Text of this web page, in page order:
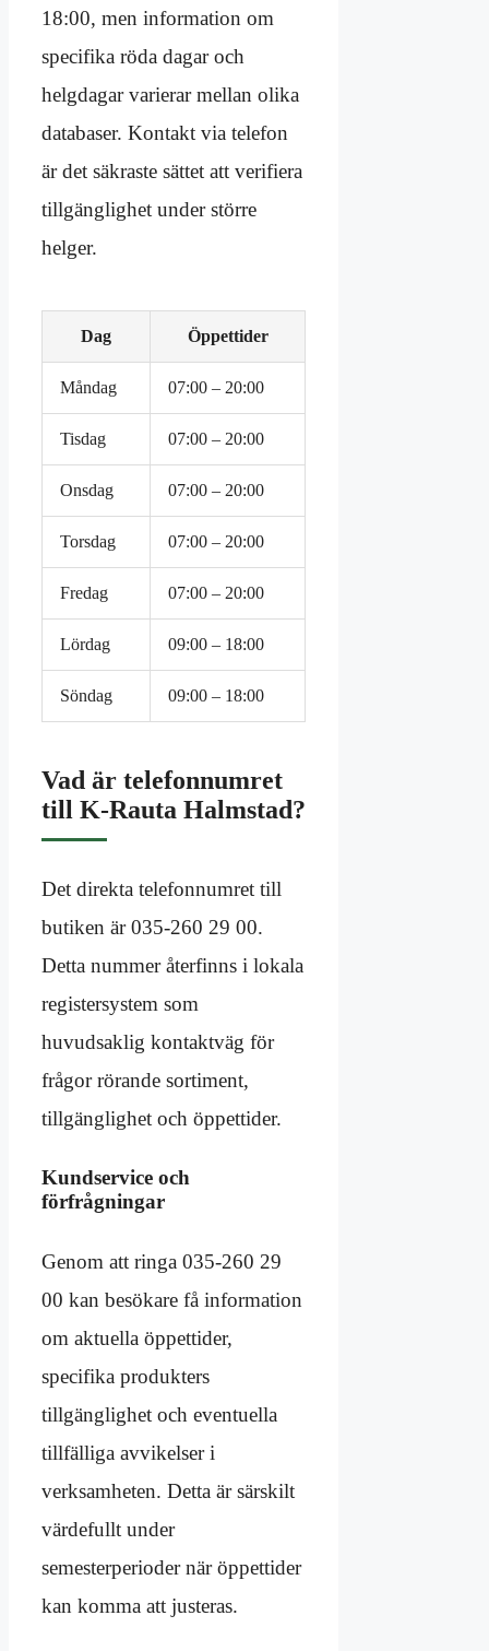
18:00, men information om
specifika röda dagar och
helgdagar varierar mellan olika
databaser. Kontakt via telefon
är det säkraste sättet att verifiera
tillgänglighet under större
helger.
Dag Öppettider
Måndag 07:00 – 20:00
Tisdag 07:00 – 20:00
Onsdag 07:00 – 20:00
Torsdag 07:00 – 20:00
Fredag 07:00 – 20:00
Lördag 09:00 – 18:00
Söndag 09:00 – 18:00
Vad är telefonnumret
till K-Rauta Halmstad?
Det direkta telefonnumret till
butiken är 035-260 29 00.
Detta nummer återfinns i lokala
registersystem som
huvudsaklig kontaktväg för
frågor rörande sortiment,
tillgänglighet och öppettider.
Kundservice och
förfrågningar
Genom att ringa 035-260 29
00 kan besökare få information
om aktuella öppettider,
specifika produkters
tillgänglighet och eventuella
tillfälliga avvikelser i
verksamheten. Detta är särskilt
värdefullt under
semesterperioder när öppettider
kan komma att justeras.